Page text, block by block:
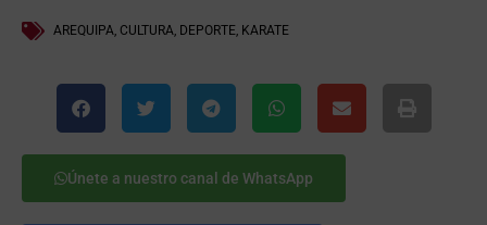
AREQUIPA, CULTURA, DEPORTE, KARATE
Únete a nuestro canal de WhatsApp